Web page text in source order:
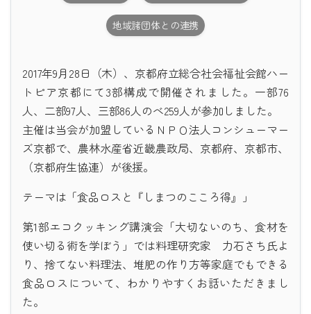
地域諸団体との連携
2017年9月28日（木）、京都府立総合社会福祉会館ハー
トピア京都にて3部構成で開催されました。一部76
人、二部97人、三部86人のべ259人が参加しました。
主催は当会が加盟しているＮＰＯ法人コンシューマー
ズ京都で、農林水産省近畿農政局、京都府、京都市、
（京都府生協連）が後援。
テーマは「食品ロスと『しまつのこころ得』」
第1部エコクッキング講演会「大切ないのち、食材を
使い切る術を学ぼう」では料理研究家 力石さち氏よ
り、捨てない料理法、堆肥の作り方等家庭でもできる
食品ロスについて、わかりやすくお話いただきまし
た。